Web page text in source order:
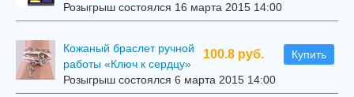
Розыгрыш состоялся 16 марта 2015 14:00
100.8 руб. Купить
Кожаный браслет ручной
работы «Ключ к сердцу»
Розыгрыш состоялся 6 марта 2015 14:00